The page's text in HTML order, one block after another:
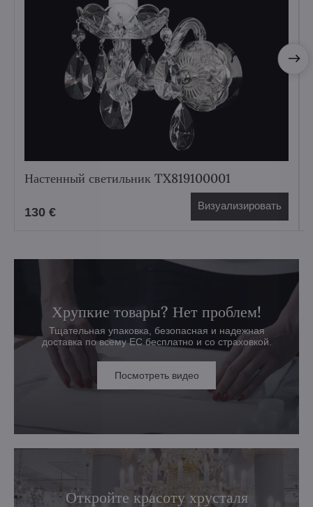
Настенный светильник TX819100001
130 € Визуализировать
Хрупкие товары? Нет проблем!
Тщательная упаковка, безопасная и надежная
доставка по всему ЕС бесплатно и со страховкой.
Посмотреть видео
Откройте красоту хрусталя